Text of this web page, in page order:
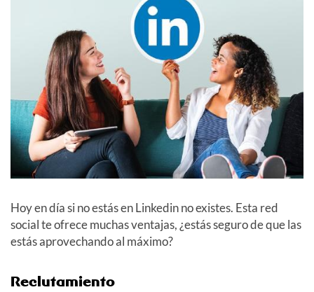
Hoy en día si no estás en Linkedin no existes. Esta red
social te ofrece muchas ventajas, ¿estás seguro de que las
estás aprovechando al máximo?
Reclutamiento